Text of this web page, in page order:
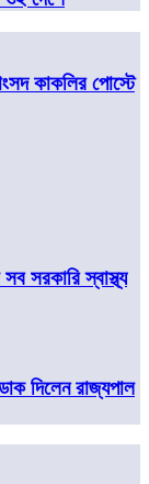
কাকলির পোস্টে
সরকারি স্বাস্থ্য
দিলেন রাজ্যপাল